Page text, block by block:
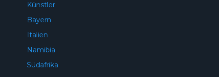
Künstler
Bayern
Italien
Namibia
Südafrika